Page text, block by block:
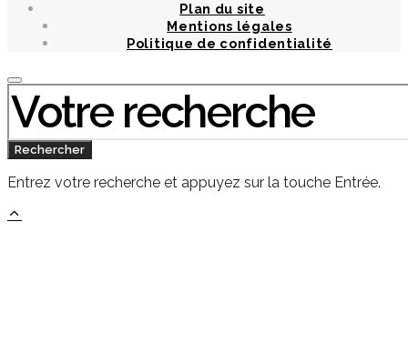
Plan du site
Mentions légales
Politique de confidentialité
Chercher
Rechercher
Entrez votre recherche et appuyez sur la touche Entrée.